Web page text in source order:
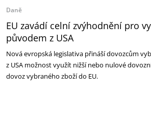
Daně
EU zavádí celní zvýhodnění pro
původem z USA
Nová evropská legislativa přináší dovozcům
z USA možnost využít nižší nebo nulové
dovoz vybraného zboží do EU.